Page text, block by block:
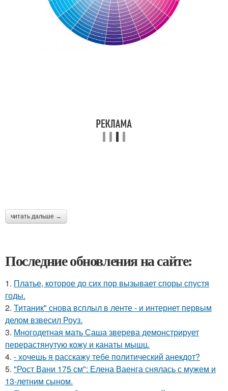
читать дальше →
Последние обновления на сайте:
1. Платье, которое до сих пор вызывает споры спустя
годы.
2. Титаник" снова всплыл в ленте - и интернет первым
делом взвесил Роуз.
3. Многодетная мать Саша зверева демонстрирует
перерастянутую кожу и канаты мышц.
4. - хочешь я расскажу тебе политический анекдот?
5. "Рост Вани 175 см": Елена Ваенга снялась с мужем и
13-летним сыном.